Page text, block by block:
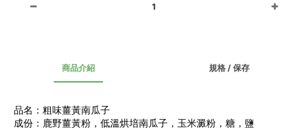
1
商品介紹 規格 / 保存
品名：粗味薑黃南瓜子
成份：鹿野薑黃粉，低溫烘培南瓜子，玉米澱粉，糖，鹽